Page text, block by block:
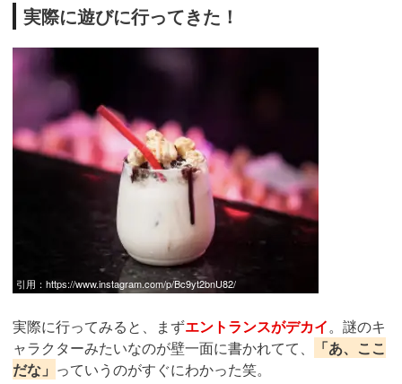
実際に遊びに行ってきた！
引用： https://www.instagram.com/p/Bc9yt2bnU82/
実際に行ってみると、まずエントランスがデカイ。謎のキ
ャラクターみたいなのが壁一面に書かれてて、
「あ、ここ
だな」 っていうのがすぐにわかった笑。